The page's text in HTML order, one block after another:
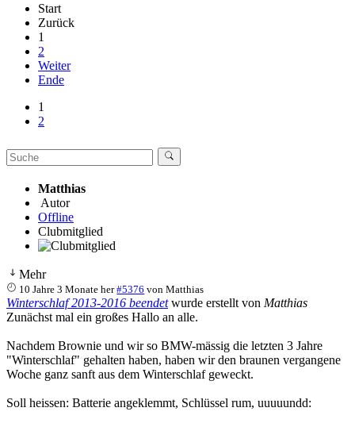
Start
Zurück
1
2
Weiter
Ende
1
2
Matthias
Autor
Offline
Clubmitglied
Mehr
10 Jahre 3 Monate her #5376 vonMatthias
Winterschlaf 2013-2016 beendetwurde erstellt von Matthias
Zunächst mal ein großes Hallo an alle.
Nachdem Brownie und wir so BMW-mässig die letzten 3 Jahre
"Winterschlaf" gehalten haben, haben wir den braunen vergangene
Woche ganz sanft aus dem Winterschlaf geweckt.
Soll heissen: Batterie angeklemmt, Schlüssel rum, uuuuundd: